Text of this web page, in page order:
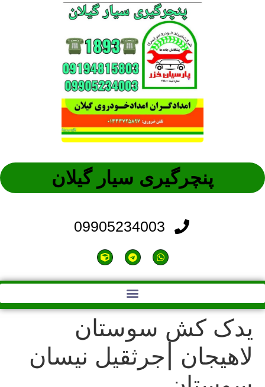
پنچرگیری سیار گیلان
09905234003
یدک کش سوستان
لاهیجان |جرثقیل نیسان